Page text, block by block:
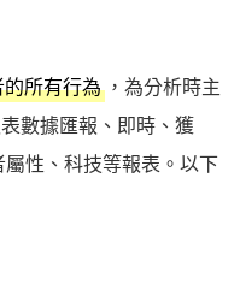
所有行為 ，為分析時主
數據匯報、即時、獲
性、科技等報表。以下